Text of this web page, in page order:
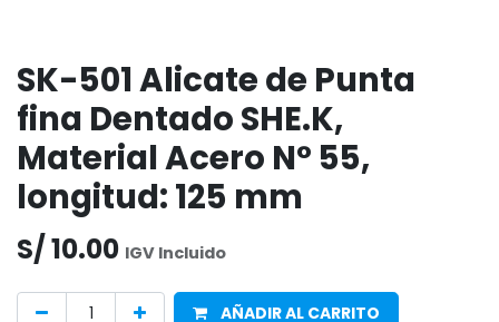
SK-501 Alicate de Punta
fina Dentado SHE.K,
Material Acero N° 55,
longitud: 125 mm
S/10.00 IGV Incluido
AÑADIR AL CARRITO